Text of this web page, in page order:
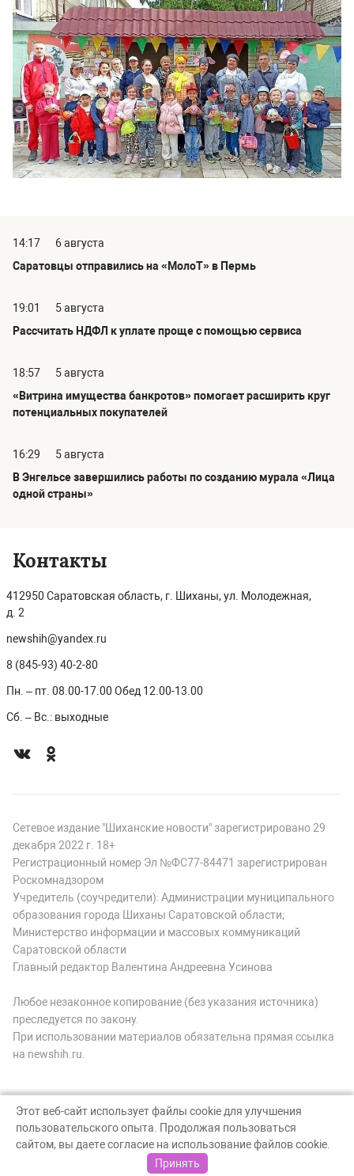
14:17
6 августа
Саратовцы отправились на «МолоТ» в Пермь
19:01
5 августа
Рассчитать НДФЛ к уплате проще с помощью сервиса
18:57
5 августа
«Витрина имущества банкротов» помогает расширить круг
потенциальных покупателей
16:29
5 августа
В Энгельсе завершились работы по созданию мурала «Лица
одной страны»
Контакты
412950 Саратовская область, г. Шиханы, ул. Молодежная,
д. 2
newshih@yandex.ru
8 (845-93) 40-2-80
Пн. – пт. 08.00-17.00 Обед 12.00-13.00
Сб. – Вс.: выходные
Сетевое издание "Шиханские новости" зарегистрировано 29
декабря 2022 г. 18+
Регистрационный номер Эл №ФС77-84471 зарегистрирован
Роскомнадзором
Учредитель (соучредители): Администрации муниципального
образования города Шиханы Саратовской области;
Министерство информации и массовых коммуникаций
Саратовской области
Главный редактор Валентина Андреевна Усинова
Любое незаконное копирование (без указания источника)
преследуется по закону.
При использовании материалов обязательна прямая ссылка
на newshih.ru.
© Шиханские новости, 2026
Создание сайта — nopreset
Этот веб-сайт использует файлы cookie для улучшения
пользовательского опыта. Продолжая пользоваться
сайтом, вы даете согласие на использование файлов cookie.
Принять